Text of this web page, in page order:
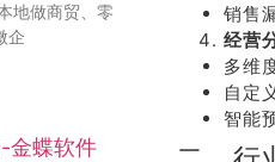
地做商贸、零
企
金蝶软件
销售
经营
多维
自定
智能